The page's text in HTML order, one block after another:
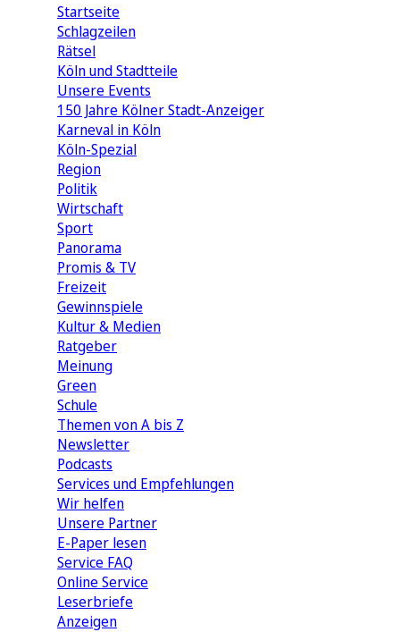
Startseite
Schlagzeilen
Rätsel
Köln und Stadtteile
Unsere Events
150 Jahre Kölner Stadt-Anzeiger
Karneval in Köln
Köln-Spezial
Region
Politik
Wirtschaft
Sport
Panorama
Promis & TV
Freizeit
Gewinnspiele
Kultur & Medien
Ratgeber
Meinung
Green
Schule
Themen von A bis Z
Newsletter
Podcasts
Services und Empfehlungen
Wir helfen
Unsere Partner
E-Paper lesen
Service FAQ
Online Service
Leserbriefe
Anzeigen